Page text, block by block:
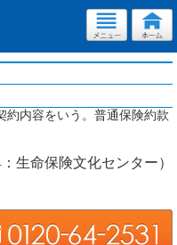
約内容をいう。普通保険約款
：生命保険文化センター）